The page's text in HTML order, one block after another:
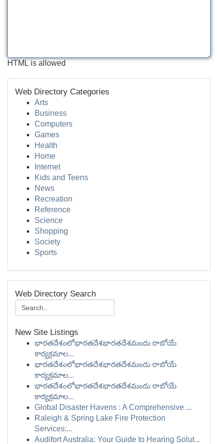
HTML is allowed
Web Directory Categories
Arts
Business
Computers
Games
Health
Home
Internet
Kids and Teens
News
Recreation
Reference
Science
Shopping
Society
Sports
Web Directory Search
New Site Listings
భారతదేశంలోభారతదేశభారతదేశమందు రాబోయే
కార్యక్రమాల...
భారతదేశంలోభారతదేశభారతదేశమందు రాబోయే
కార్యక్రమాల...
భారతదేశంలోభారతదేశభారతదేశమందు రాబోయే
కార్యక్రమాల...
Global Disaster Havens : A Comprehensive ...
Raleigh & Spring Lake Fire Protection
Services:...
Audifort Australia: Your Guide to Hearing Solut...